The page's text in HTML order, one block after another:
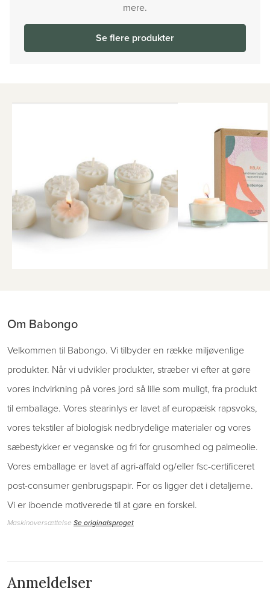
mere.
Se flere produkter
Om Babongo
Velkommen til Babongo. Vi tilbyder en række miljøvenlige
produkter. Når vi udvikler produkter, stræber vi efter at gøre
vores indvirkning på vores jord så lille som muligt, fra produkt
til emballage. Vores stearinlys er lavet af europæisk rapsvoks,
vores tekstiler af biologisk nedbrydelige materialer og vores
sæbestykker er veganske og fri for grusomhed og palmeolie.
Vores emballage er lavet af agri-affald og/eller fsc-certificeret
post-consumer genbrugspapir. For os ligger det i detaljerne.
Vi er iboende motiverede til at gøre en forskel.
Maskinoversættelse Se originalsproget
Anmeldelser